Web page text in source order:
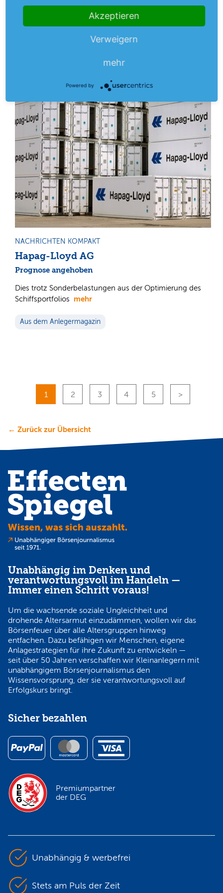
In 2021 plant der Vorstand Umsatzwachstum von 20 bis
Aus dem Anlegermagazin
NACHRICHTEN KOMPAKT
Hapag-Lloyd AG
Prognose angehoben
Dies trotz Sonderbelastungen aus der Optimierung des
Schiffsportfolios mehr
Aus dem Anlegermagazin
1 2 3 4 5
← Zurück zur Übersicht
Unabhängig im Denken und
verantwortungsvoll im Handeln —
Immer einen Schritt voraus!
Um die wachsende soziale Ungleichheit und
drohende Altersarmut einzudämmen, wollen wir das
Börsenfeuer über alle Altersgruppen hinweg
entfachen. Dazu befähigen wir Menschen, eigene
Anlagestrategien für ihre Zukunft zu entwickeln —
seit über 50 Jahren verschaffen wir Kleinanlegern mit
unabhängigem Börsenjournalismus den
Wissensvorsprung, der sie verantwortungsvoll auf
Erfolgskurs bringt.
Sicher bezahlen
Premiumpartner
der DEG
Unabhängig & werbefrei
Stets am Puls der Zeit
Akzeptieren
Verweigern
mehr
Powered by